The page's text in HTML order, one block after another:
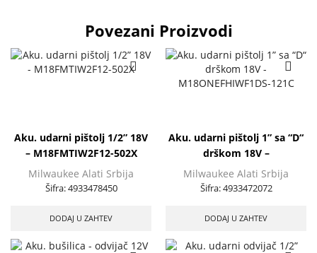
Povezani Proizvodi
Aku. udarni pištolj 1/2” 18V
– M18FMTIW2F12-502X
Milwaukee Alati Srbija
Šifra:4933478450
DODAJ U ZAHTEV
Aku. udarni pištolj 1” sa “D“
drškom 18V –
M18ONEFHIWF1DS-121C
Milwaukee Alati Srbija
Šifra:4933472072
DODAJ U ZAHTEV